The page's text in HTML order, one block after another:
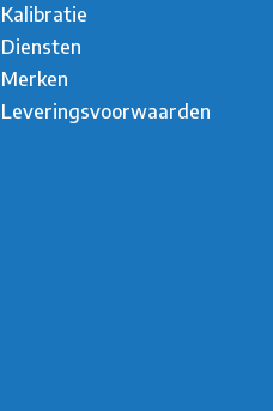
Kalibratie
Diensten
Merken
Leveringsvoorwaarden